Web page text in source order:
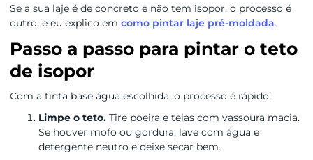
Se a sua laje é de concreto e não tem isopor, o processo é
outro, e eu explico em como pintar laje pré-moldada.
Passo a passo para pintar o teto
de isopor
Com a tinta base água escolhida, o processo é rápido:
Limpe o teto.Tire poeira e teias com vassoura macia.
Se houver mofo ou gordura, lave com água e
detergente neutro e deixe secar bem.